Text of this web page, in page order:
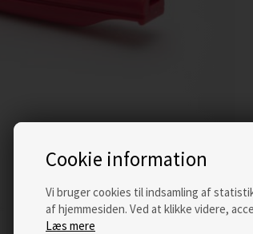
Cookie information
Vi bruger cookies til indsamling af
af hjemmesiden. Ved at klikke videre,
Læs mere